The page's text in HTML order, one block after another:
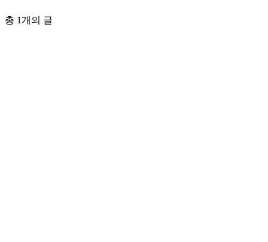
총 1개의 글